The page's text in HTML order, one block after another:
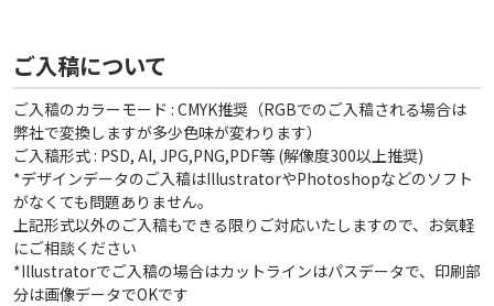
ご入稿について
ご入稿のカラーモード : CMYK推奨（RGBでのご入稿される場合は
弊社で変換しますが多少色味が変わります）
ご入稿形式 : PSD, AI, JPG,PNG,PDF等 (解像度300以上推奨)
*デザインデータのご入稿はIllustratorやPhotoshopなどのソフト
がなくても問題ありません。
上記形式以外のご入稿もできる限りご対応いたしますので、お気軽
にご相談ください
*Illustratorでご入稿の場合はカットラインはパスデータで、印刷部
分は画像データでOKです